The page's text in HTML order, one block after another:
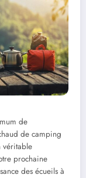
de
de camping
véritable
prochaine
des écueils à